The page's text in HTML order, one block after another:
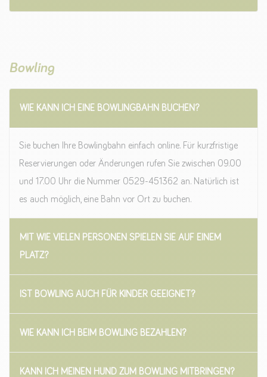
Bowling
WIE KANN ICH EINE BOWLINGBAHN BUCHEN?
Sie buchen Ihre Bowlingbahn einfach online. Für kurzfristige
Reservierungen oder Änderungen rufen Sie zwischen 09.00
und 17.00 Uhr die Nummer 0529-451362 an. Natürlich ist
es auch möglich, eine Bahn vor Ort zu buchen.
MIT WIE VIELEN PERSONEN SPIELEN SIE AUF EINEM
PLATZ?
IST BOWLING AUCH FÜR KINDER GEEIGNET?
WIE KANN ICH BEIM BOWLING BEZAHLEN?
KANN ICH MEINEN HUND ZUM BOWLING MITBRINGEN?